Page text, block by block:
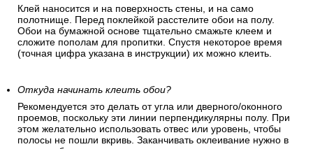
Если вы клеите обои на бумажной основе
Клей наносится и на поверхность стены, и на само
полотнище. Перед поклейкой расстелите обои на полу.
(точная цифра указана в инструкции) их можно клеить.
Откуда начинать клеить обои?
Рекомендуется это делать от угла или дверного/оконного